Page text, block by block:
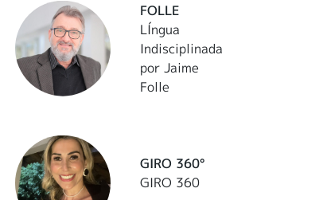
FOLLE
LÍngua
Indisciplinada
por Jaime
Folle
GIRO 360°
GIRO 360